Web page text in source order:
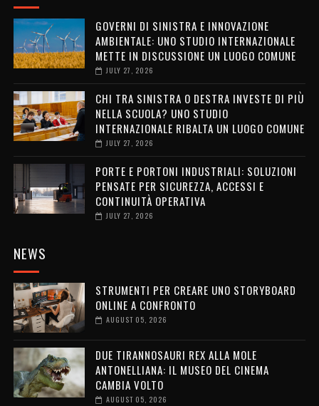
GOVERNI DI SINISTRA E INNOVAZIONE
AMBIENTALE: UNO STUDIO INTERNAZIONALE
METTE IN DISCUSSIONE UN LUOGO COMUNE
JULY 27, 2026
CHI TRA SINISTRA O DESTRA INVESTE DI PIÙ
NELLA SCUOLA? UNO STUDIO
INTERNAZIONALE RIBALTA UN LUOGO COMUNE
JULY 27, 2026
PORTE E PORTONI INDUSTRIALI: SOLUZIONI
PENSATE PER SICUREZZA, ACCESSI E
CONTINUITÀ OPERATIVA
JULY 27, 2026
NEWS
STRUMENTI PER CREARE UNO STORYBOARD
ONLINE A CONFRONTO
AUGUST 05, 2026
DUE TIRANNOSAURI REX ALLA MOLE
ANTONELLIANA: IL MUSEO DEL CINEMA
CAMBIA VOLTO
AUGUST 05, 2026